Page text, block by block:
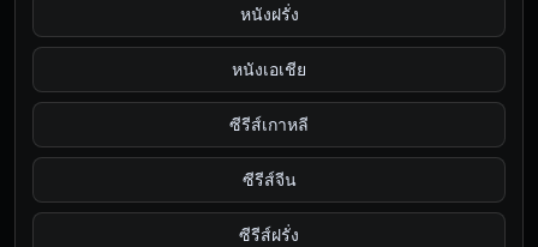
หนังฝรั่ง
หนังเอเชีย
ซีรีส์เกาหลี
ซีรีส์จีน
ซีรีส์ฝรั่ง